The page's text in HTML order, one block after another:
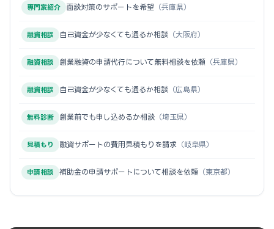
専門家紹介 面談対策のサポートを希望 （兵庫県）
融資相談 自己資金が少なくても通るか相談 （大阪府）
融資相談 創業融資の申請代行について無料相談を依頼 （兵庫県）
融資相談 自己資金が少なくても通るか相談 （広島県）
無料診断 創業前でも申し込めるか相談 （埼玉県）
見積もり 融資サポートの費用見積もりを請求 （岐阜県）
申請相談 補助金の申請サポートについて相談を依頼 （東京都）